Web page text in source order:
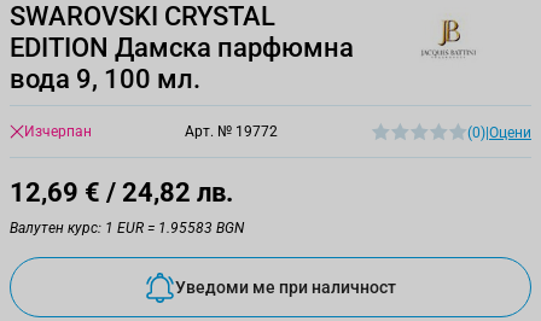
SWAROVSKI CRYSTAL
EDITION Дамска парфюмна
вода 9, 100 мл.
Изчерпан Арт. № 19772 (0) Оцени
12,69 € / 24,82 лв.
Валутен курс: 1 EUR = 1.95583 BGN
Уведоми ме при наличност